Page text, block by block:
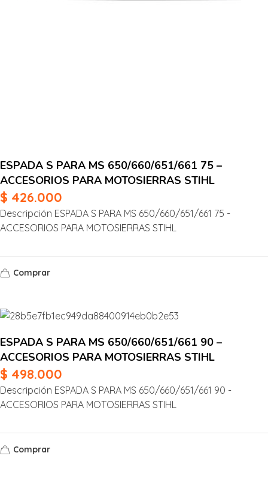
ESPADA S PARA MS 650/660/651/661 75 –
ACCESORIOS PARA MOTOSIERRAS STIHL
$ 426.000
Descripción ESPADA S PARA MS 650/660/651/661 75 -
ACCESORIOS PARA MOTOSIERRAS STIHL
Comprar
ESPADA S PARA MS 650/660/651/661 90 –
ACCESORIOS PARA MOTOSIERRAS STIHL
$ 498.000
Descripción ESPADA S PARA MS 650/660/651/661 90 -
ACCESORIOS PARA MOTOSIERRAS STIHL
Comprar